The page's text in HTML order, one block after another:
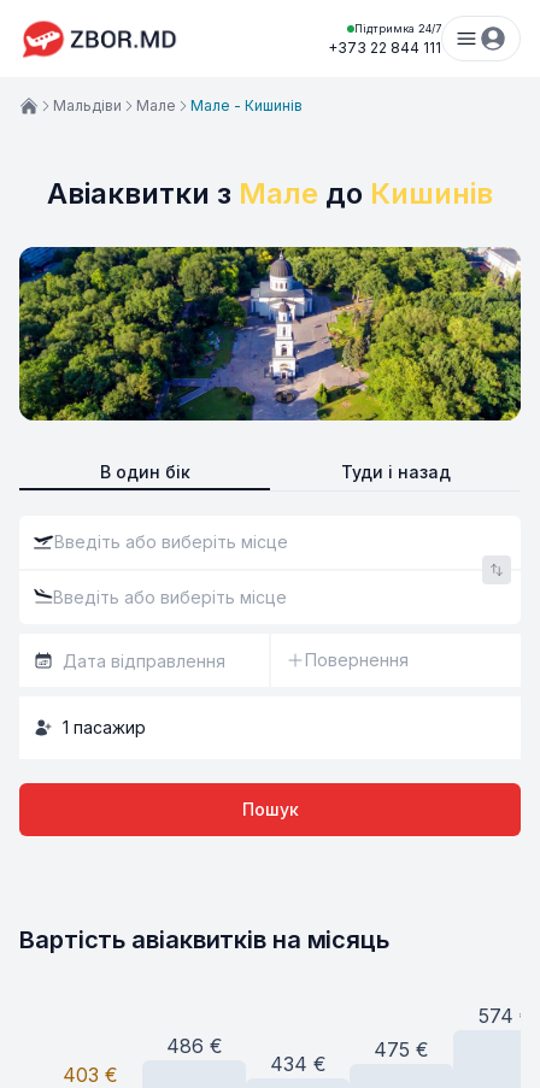
Підтримка 24/7
+373 22 844 111
Авіаквитки з Мале до Кишинів
В один бік Туди і назад
Повернення
1 пасажир
Пошук
Мальдіви Мале Мале - Кишинів
Вартість авіаквитків на місяць
403 €
486 €
434 €
475 €
574 €